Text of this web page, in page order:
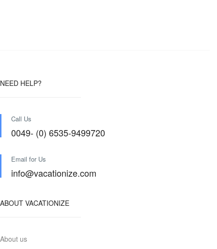
NEED HELP?
Call Us
0049- (0) 6535-9499720
Email for Us
info@vacationize.com
ABOUT VACATIONIZE
About us